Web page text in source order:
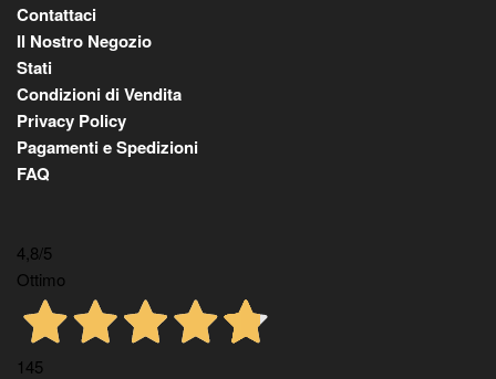
Contattaci
Il Nostro Negozio
Stati
Condizioni di Vendita
Privacy Policy
Pagamenti e Spedizioni
FAQ
4,8/5
Ottimo
145